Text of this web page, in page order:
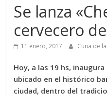
Se lanza
cervecero
11 enero, 2017 Cuna de
Hoy, a las 19 hs,
ubicado en el histórico
ciudad, dentro del